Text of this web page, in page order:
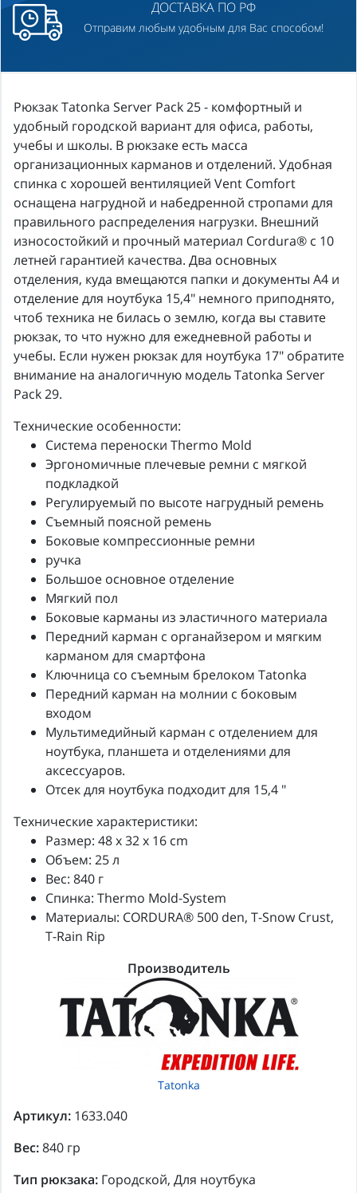
ДОСТАВКА ПО РФ
Отправим любым удобным для Вас способом!
Рюкзак Tatonka Server Pack 25 - комфортный и
удобный городской вариант для офиса, работы,
учебы и школы. В рюкзаке есть масса
организационных карманов и отделений. Удобная
спинка с хорошей вентиляцией Vent Comfort
оснащена нагрудной и набедренной стропами для
правильного распределения нагрузки. Внешний
износостойкий и прочный материал Cordura® с 10
летней гарантией качества. Два основных
отделения, куда вмещаются папки и документы А4 и
отделение для ноутбука 15,4" немного приподнято,
чтоб техника не билась о землю, когда вы ставите
рюкзак, то что нужно для ежедневной работы и
учебы. Если нужен рюкзак для ноутбука 17" обратите
внимание на аналогичную модель Tatonka Server
Pack 29.
Технические особенности:
Система переноски Thermo Mold
Эргономичные плечевые ремни с мягкой
подкладкой
Регулируемый по высоте нагрудный ремень
Съемный поясной ремень
Боковые компрессионные ремни
ручка
Большое основное отделение
Мягкий пол
Боковые карманы из эластичного материала
Передний карман с органайзером и мягким
карманом для смартфона
Ключница со съемным брелоком Tatonka
Передний карман на молнии с боковым
входом
Мультимедийный карман с отделением для
ноутбука, планшета и отделениями для
аксессуаров.
Отсек для ноутбука подходит для 15,4 "
Технические характеристики:
Размер: 48 x 32 x 16 cm
Объем: 25 л
Вес: 840 г
Спинка: Thermo Mold-System
Материалы: CORDURA® 500 den, T-Snow Crust,
T-Rain Rip
Производитель
Tatonka
Артикул: 1633.040
Вес:840 гр
Тип рюкзака: Городской, Для ноутбука